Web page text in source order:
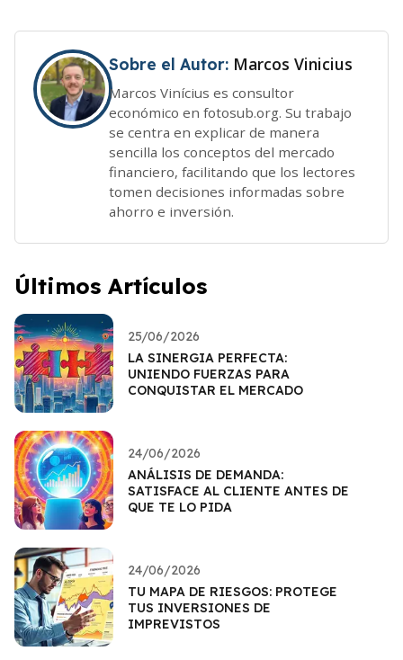
Sobre el Autor: Marcos Vinicius
Marcos Vinícius es consultor
económico en fotosub.org. Su trabajo
se centra en explicar de manera
sencilla los conceptos del mercado
financiero, facilitando que los lectores
tomen decisiones informadas sobre
ahorro e inversión.
Últimos Artículos
25/06/2026
LA SINERGIA PERFECTA:
UNIENDO FUERZAS PARA
CONQUISTAR EL MERCADO
24/06/2026
ANÁLISIS DE DEMANDA:
SATISFACE AL CLIENTE ANTES DE
QUE TE LO PIDA
24/06/2026
TU MAPA DE RIESGOS: PROTEGE
TUS INVERSIONES DE
IMPREVISTOS